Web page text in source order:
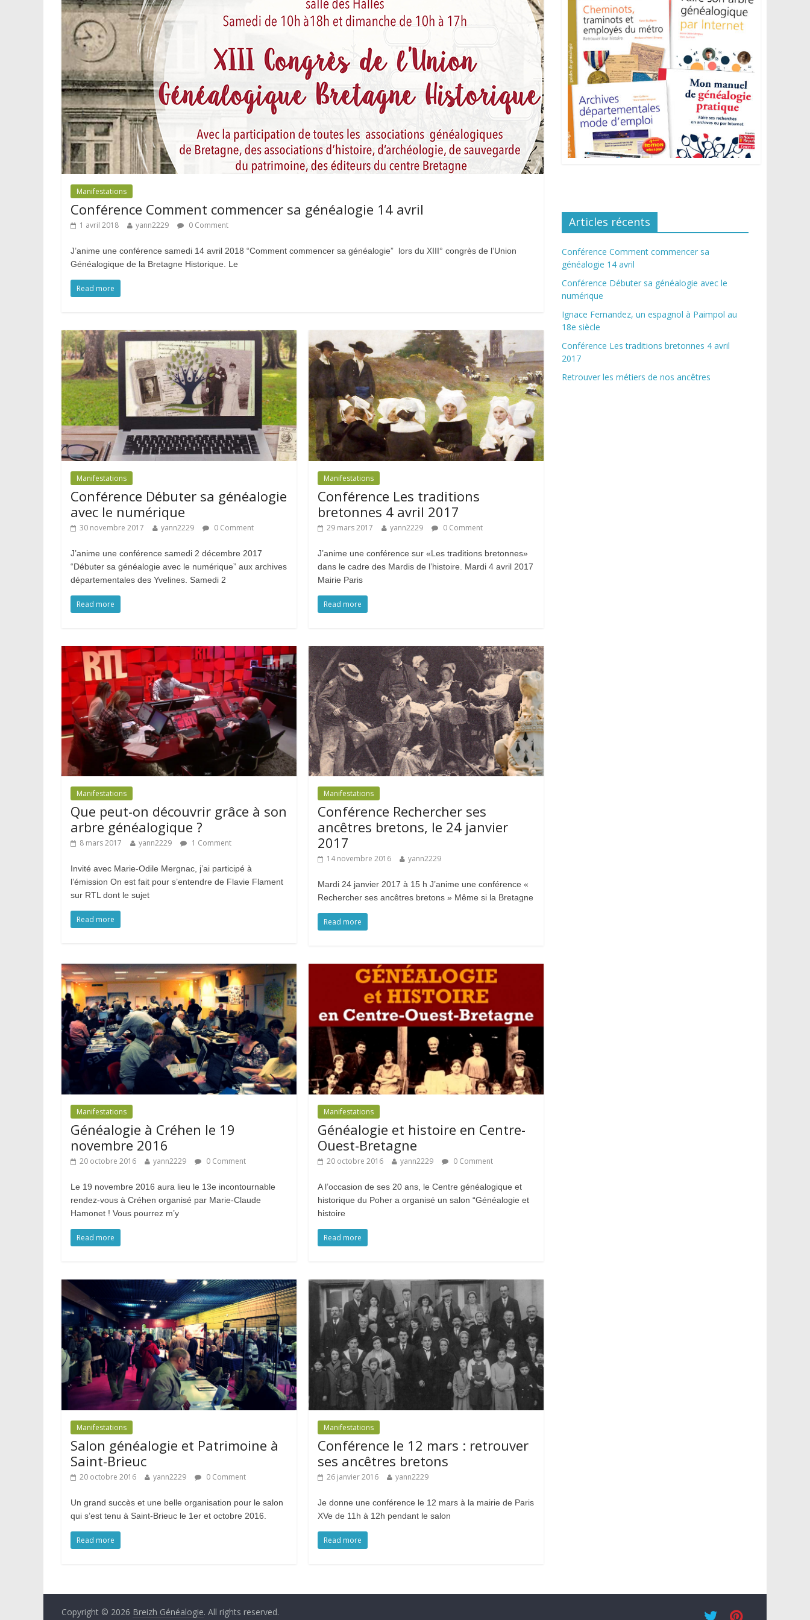
Manifestations
Conférence Comment commencer sa généalogie 14 avril
1 avril 2018 yann2229 0 Comment
J’anime une conférence samedi 14 avril 2018 “Comment commencer sa généalogie” lors du XIII° congrès de l’Union
Généalogique de la Bretagne Historique. Le
Read more
Manifestations
Conférence Débuter sa généalogie
avec le numérique
30 novembre 2017 yann2229 0 Comment
J’anime une conférence samedi 2 décembre 2017
“Débuter sa généalogie avec le numérique” aux archives
départementales des Yvelines. Samedi 2
Read more
Manifestations
Conférence Les traditions
bretonnes 4 avril 2017
29 mars 2017 yann2229 0 Comment
J’anime une conférence sur «Les traditions bretonnes»
dans le cadre des Mardis de l’histoire. Mardi 4 avril 2017
Mairie Paris
Read more
Manifestations
Que peut-on découvrir grâce à son
arbre généalogique ?
8 mars 2017 yann2229 1 Comment
Invité avec Marie-Odile Mergnac, j’ai participé à
l’émission On est fait pour s’entendre de Flavie Flament
sur RTL dont le sujet
Read more
Manifestations
Conférence Rechercher ses
ancêtres bretons, le 24 janvier
2017
14 novembre 2016 yann2229
Mardi 24 janvier 2017 à 15 h J’anime une conférence «
Rechercher ses ancêtres bretons » Même si la Bretagne
Read more
Manifestations
Généalogie à Créhen le 19
novembre 2016
20 octobre 2016 yann2229 0 Comment
Le 19 novembre 2016 aura lieu le 13e incontournable
rendez-vous à Créhen organisé par Marie-Claude
Hamonet ! Vous pourrez m’y
Read more
Manifestations
Généalogie et histoire en Centre-
Ouest-Bretagne
20 octobre 2016 yann2229 0 Comment
A l’occasion de ses 20 ans, le Centre généalogique et
historique du Poher a organisé un salon “Généalogie et
histoire
Read more
Manifestations
Salon généalogie et Patrimoine à
Saint-Brieuc
20 octobre 2016 yann2229 0 Comment
Un grand succès et une belle organisation pour le salon
qui s’est tenu à Saint-Brieuc le 1er et octobre 2016.
Read more
Manifestations
Conférence le 12 mars : retrouver
ses ancêtres bretons
26 janvier 2016 yann2229
Je donne une conférence le 12 mars à la mairie de Paris
XVe de 11h à 12h pendant le salon
Read more
Articles récents
Conférence Comment commencer sa
généalogie 14 avril
Conférence Débuter sa généalogie avec le
numérique
Ignace Fernandez, un espagnol à Paimpol au
18e siècle
Conférence Les traditions bretonnes 4 avril
2017
Retrouver les métiers de nos ancêtres
Copyright © 2026 Breizh Généalogie. All rights reserved.